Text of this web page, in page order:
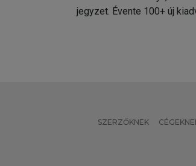
jegyzet. Évente 100+ új
SZERZŐKNEK